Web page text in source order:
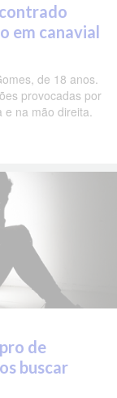
em canavial
de 18 anos.
provocadas por
na mão direita.
de
buscar